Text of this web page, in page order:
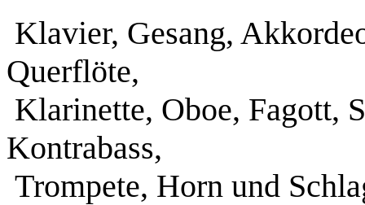
Klavier, Gesang,
Querflöte,
Klarinette, Oboe, Fagott,
Kontrabass,
Trompete, Horn und